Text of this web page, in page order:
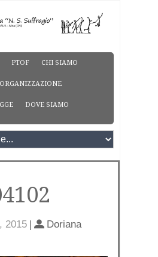
PTOF CHI SIAMO
ORGANIZZAZIONE
DOVE SIAMO
2015 |
Doriana